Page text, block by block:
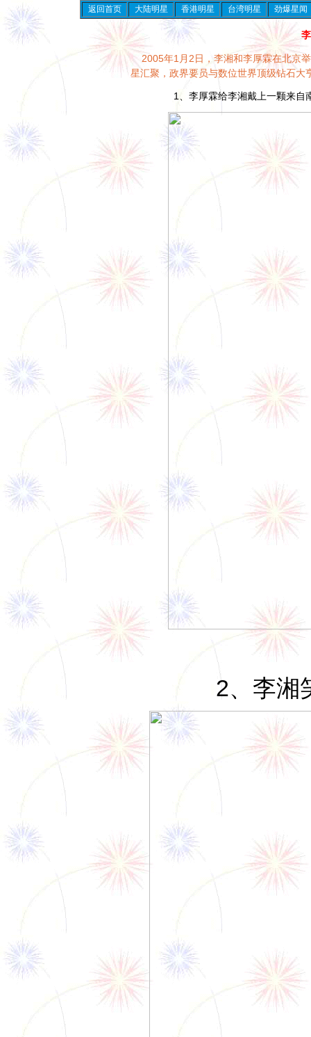
返回首页 大陆明星 香港明星 台湾明星 劲爆星闻
2005年1月2日，李湘和李厚霖在北京
星汇聚，政界要员与数位世界顶级钻石大
1、 李厚霖给李湘戴上一颗来自
2、 李湘